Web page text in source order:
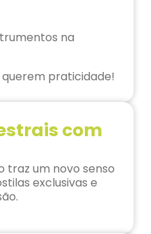
na
praticidade!
com
traz um novo senso
exclusivas e